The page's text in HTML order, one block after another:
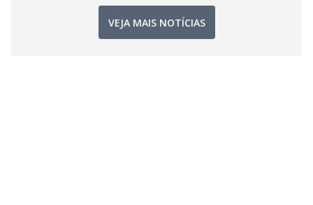
VEJA MAIS NOTÍCIAS